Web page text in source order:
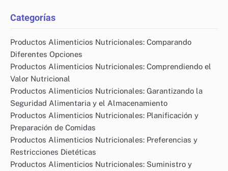
Categorías
Productos Alimenticios Nutricionales: Comparando
Diferentes Opciones
Productos Alimenticios Nutricionales: Comprendiendo el
Valor Nutricional
Productos Alimenticios Nutricionales: Garantizando la
Seguridad Alimentaria y el Almacenamiento
Productos Alimenticios Nutricionales: Planificación y
Preparación de Comidas
Productos Alimenticios Nutricionales: Preferencias y
Restricciones Dietéticas
Productos Alimenticios Nutricionales: Suministro y